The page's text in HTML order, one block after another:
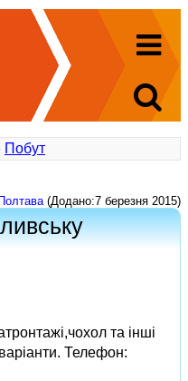
Побут
Полтава(Додано:7 березня 2015)
та iншi
Телефон: